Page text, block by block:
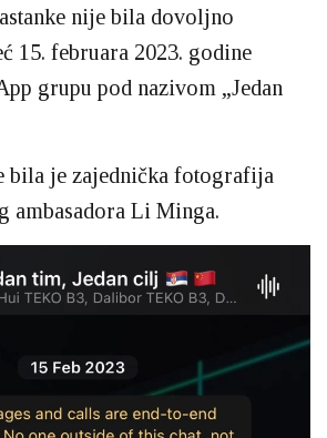
nije bila dovoljno
15. februara 2023. godine
grupu pod nazivom „Jedan
bila je zajednička fotografija
ambasadora Li Minga.